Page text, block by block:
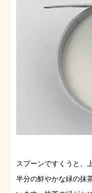
スプーンですくうと、
半分の鮮やかな緑の抹